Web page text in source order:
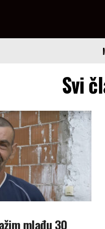
Svi
mlađu 30